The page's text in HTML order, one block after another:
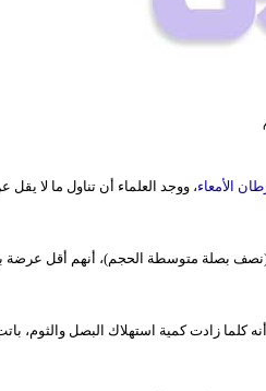
الأمعاء
كلما زادت كمية استهلاك البصل والثوم،